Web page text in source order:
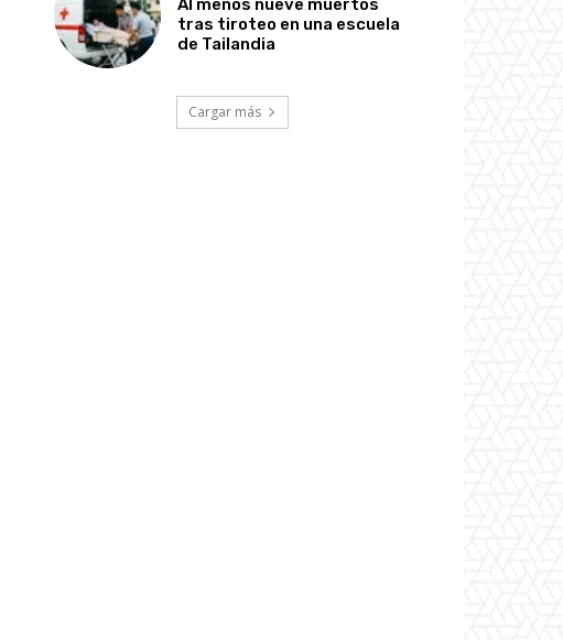
Al menos nueve muertos
tras tiroteo en una escuela
de Tailandia
Cargar más